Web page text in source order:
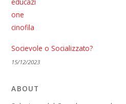
Socievole o Socializzato?
15/12/2023
ABOUT